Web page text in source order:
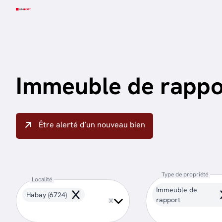
Immeuble de
Être alerté d’un nouveau bien
Localité
Habay (6724) Remove
Type de propriété
Immeuble de
rapport